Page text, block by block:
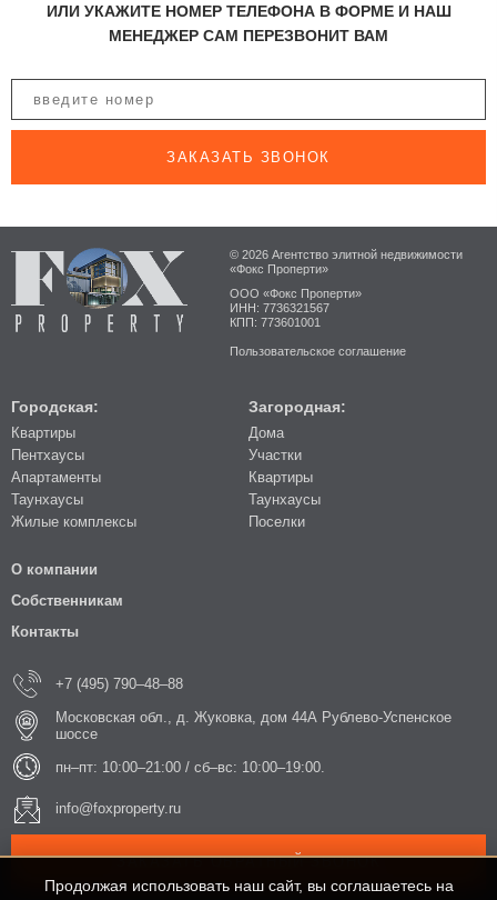
ИЛИ УКАЖИТЕ НОМЕР ТЕЛЕФОНА В ФОРМЕ И НАШ
МЕНЕДЖЕР САМ ПЕРЕЗВОНИТ ВАМ
ЗАКАЗАТЬ ЗВОНОК
© 2026 Агентство элитной недвижимости
«Фокс Проперти»
ООО «Фокс Проперти»
ИНН: 7736321567
КПП: 773601001
Пользовательское соглашение
Городская:
Квартиры
Пентхаусы
Апартаменты
Таунхаусы
Жилые комплексы
Загородная:
Дома
Участки
Квартиры
Таунхаусы
Поселки
О компании
Собственникам
Контакты
+7 (495) 790–48–88
Московская обл., д. Жуковка, дом 44А Рублево-Успенское
шоссе
пн–пт: 10:00–21:00 / сб–вс: 10:00–19:00.
info@foxproperty.ru
ЗАКАЗАТЬ ОБРАТНЫЙ ЗВОНОК
Продолжая использовать наш сайт, вы соглашаетесь на